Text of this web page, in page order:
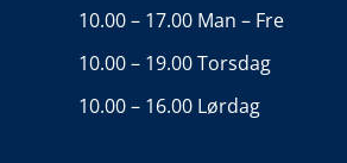
10.00 – 17.00 Man – Fre
10.00 – 19.00 Torsdag
10.00 – 16.00 Lørdag